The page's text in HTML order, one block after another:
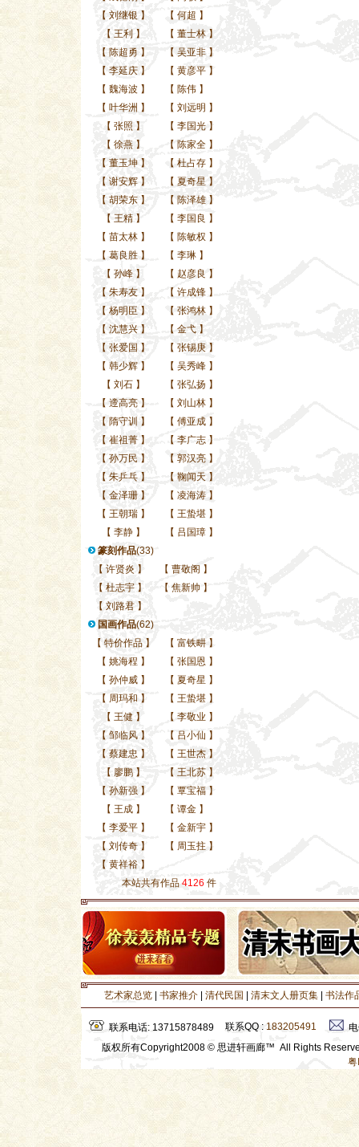
【 刘继银 】 【 何超 】
【 王利 】 【 董士林 】
【 陈超勇 】 【 吴亚非 】
【 李延庆】 【 黄彦平 】
【 魏海波 】 【 陈伟 】
【 叶华洲 】 【 刘远明 】
【 张照 】 【 李国光 】
【 徐燕】 【 陈家全 】
【 董玉坤】 【 杜占存 】
【 谢安辉】 【 夏奇星 】
【 胡荣东】 【 陈泽雄 】
【 王精】 【 李国良 】
【 苗太林】 【 陈敏权 】
【 葛良胜】 【 李琳 】
【 孙峰】 【 赵彦良 】
【 朱寿友】 【 许成锋 】
【 杨明臣 】 【 张鸿林 】
【 沈慧兴】 【 金弋 】
【 张爱国 】 【 张锡庚 】
【 韩少辉】 【 吴秀峰 】
【 刘石】 【 张弘扬 】
【 遆高亮】 【 刘山林 】
【 隋守训 】 【 傅亚成 】
【 崔祖菁】 【 李广志 】
【 孙万民 】 【 郭汉亮 】
【 朱乒乓】 【 鞠闻天 】
【 金泽珊】 【 凌海涛 】
【 王朝瑞】 【 王蛰堪 】
【 李静】 【 吕国璋 】
篆刻作品(33)
【 许贤炎 】 【 曹敬阁 】
【 杜志宇 】 【 焦新帅 】
【 刘路君 】
国画作品(62)
【 特价作品】 【 富铁畊 】
【 姚海程 】 【 张国恩 】
【 孙仲威】 【 夏奇星 】
【 周玛和 】 【 王蛰堪 】
【 王健】 【 李敬业 】
【 邹临风】 【 吕小仙 】
【 蔡建忠 】 【 王世杰 】
【 廖鹏】 【 王北苏 】
【 孙新强】 【 覃宝福 】
【 王成】 【 谭金 】
【 李爱平】 【 金新宇 】
【 刘传奇】 【 周玉拄 】
【 黄祥裕】
本站共有作品 4126 件
艺术家总览 书家推介 清代民国 清末文人册页集 书法作
联系电话: 13715878489 联系QQ : 183205491
版权所有Copyright2008 © 思进轩画廊™ All Rights